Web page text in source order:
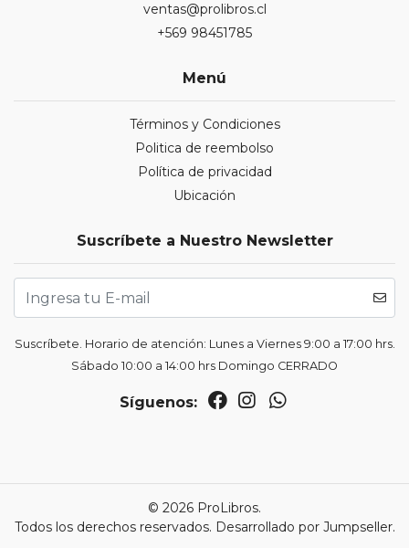
ventas@prolibros.cl
+569 98451785
Menú
Términos y Condiciones
Politica de reembolso
Política de privacidad
Ubicación
Suscríbete a Nuestro Newsletter
Suscríbete. Horario de atención: Lunes a Viernes 9:00 a 17:00 hrs.
Sábado 10:00 a 14:00 hrs Domingo CERRADO
Síguenos:
© 2026 ProLibros.
Todos los derechos reservados. Desarrollado por Jumpseller.